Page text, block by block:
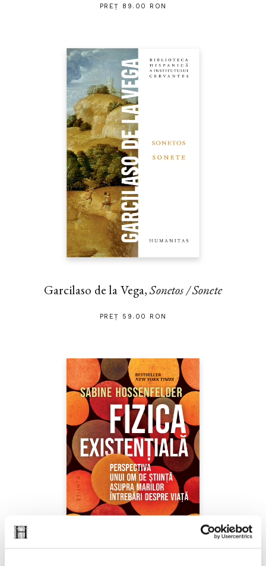
PREȚ 89.00 RON
Garcilaso de la Vega,Sonetos / Sonete
PREȚ 59.00 RON